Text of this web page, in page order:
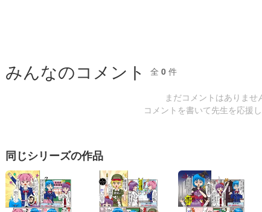
みんなのコメント 全 0 件
まだコメントはありませ
コメントを書いて先生を応援し
同じシリーズの作品